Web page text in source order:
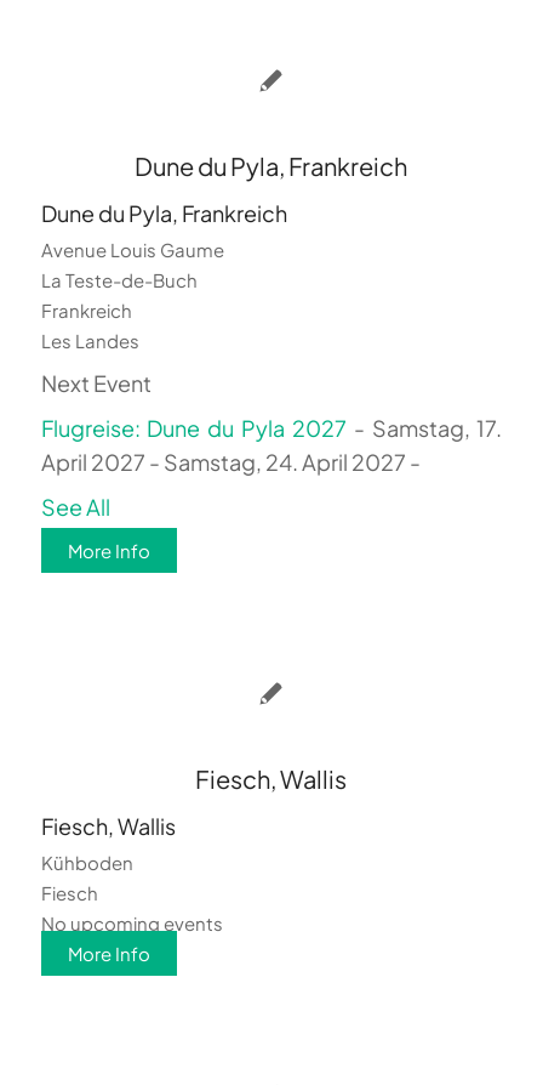
Dune du Pyla, Frankreich
Dune du Pyla, Frankreich
Avenue Louis Gaume
La Teste-de-Buch
Frankreich
Les Landes
Next Event
Flugreise: Dune du Pyla 2027 - Samstag, 17.
April 2027 - Samstag, 24. April 2027 -
See All
More Info
Fiesch, Wallis
Fiesch, Wallis
Kühboden
Fiesch
No upcoming events
More Info